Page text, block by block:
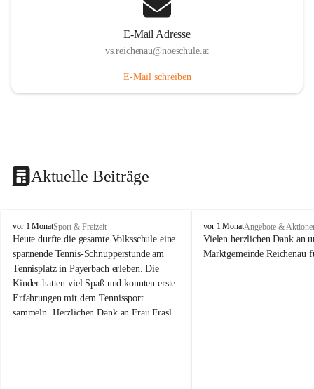
E-Mail Adresse
vs.reichenau@noeschule.at
E-Mail schreiben
Aktuelle Beiträge
V
o
l
k
s
s
c
h
vor 1 MonatSport & Freizeit
Heute durfte die gesamte Volksschule eine
spannende Tennis-Schnupperstunde am
Tennisplatz in Payerbach erleben. Die
Kinder hatten viel Spaß und konnten erste
Erfahrungen mit dem Tennissport
sammeln. Herzlichen Dank an Frau Frasl
V
o
l
vor 1 MonatAngebote &
Vielen herzlichen Dank an
Marktgemeinde Reichenau